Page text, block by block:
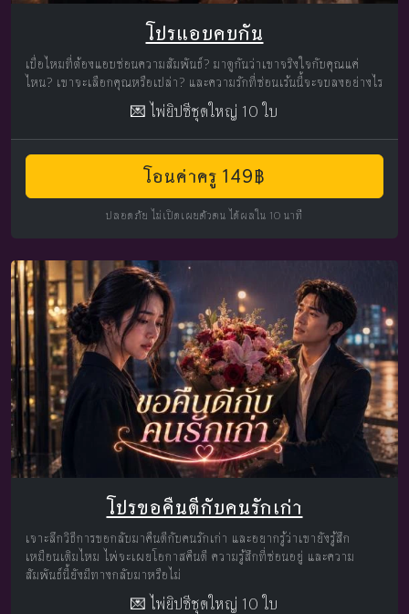
โปรแอบคบกัน
เบื่อไหมที่ต้องแอบซ่อนความสัมพันธ์? มาดูกันว่าเขาจริงใจกับคุณแค่
ไหน? เขาจะเลือกคุณหรือเปล่า? และความรักที่ซ่อนเร้นนี้จะจบลงอย่างไร
💌 ไพ่ยิปซีชุดใหญ่ 10 ใบ
โอนค่าครู 149฿
ปลอดภัย ไม่เปิดเผยตัวตน ได้ผลใน 10 นาที
โปรขอคืนดีกับคนรักเก่า
เจาะลึกวิธีการขอกลับมาคืนดีกับคนรักเก่า และอยากรู้ว่าเขายังรู้สึก
เหมือนเดิมไหม ไพ่จะเผยโอกาสคืนดี ความรู้สึกที่ซ่อนอยู่ และความ
สัมพันธ์นี้ยังมีทางกลับมาหรือไม่
💌 ไพ่ยิปซีชุดใหญ่ 10 ใบ